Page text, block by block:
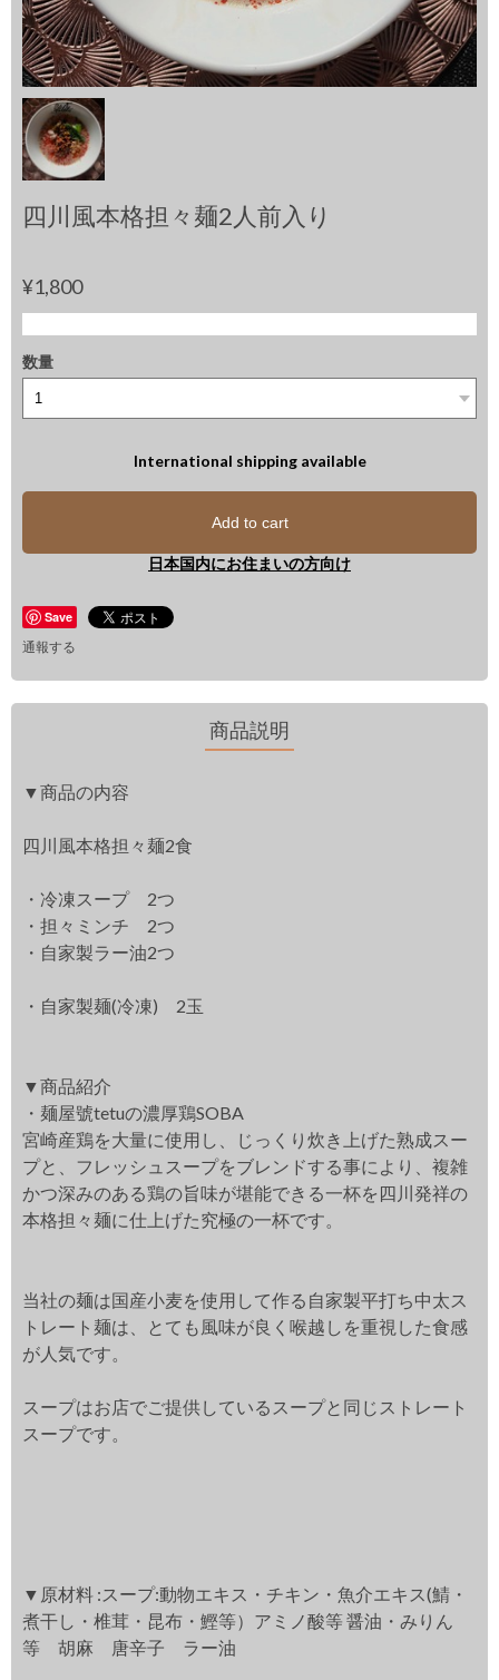
四川風本格担々麺2人前入り
¥1,800
数量
International shipping available
Add to cart
日本国内にお住まいの方向け
Save
通報する
商品説明
▼商品の内容
四川風本格担々麺2食
・冷凍スープ 2つ
・担々ミンチ 2つ
・自家製ラー油2つ
・自家製麺(冷凍) 2玉
▼商品紹介
・麺屋號tetuの濃厚鶏SOBA
宮崎産鶏を大量に使用し、じっくり炊き上げた熟成スー
プと、フレッシュスープをブレンドする事により、複雑
かつ深みのある鶏の旨味が堪能できる一杯を四川発祥の
本格担々麺に仕上げた究極の一杯です。
当社の麺は国産小麦を使用して作る自家製平打ち中太ス
トレート麺は、とても風味が良く喉越しを重視した食感
が人気です。
スープはお店でご提供しているスープと同じストレート
スープです。
▼原材料 :スープ:動物エキス・チキン・魚介エキス(鯖・
煮干し・椎茸・昆布・鰹等）アミノ酸等 醤油・みりん
等 胡麻 唐辛子 ラー油